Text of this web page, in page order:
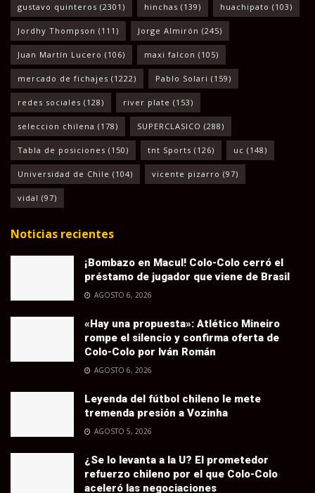
gustavo quinteros (2301) hinchas (139) huachipato (103)
Jordhy Thompson (111) Jorge Almirón (245)
Juan Martín Lucero (106) maxi falcon (105)
mercado de fichajes (1222) Pablo Solari (159)
redes sociales (128) river plate (153)
seleccion chilena (178) SUPERCLASICO (288)
Tabla de posiciones (150) tnt Sports (126) uc (148)
Universidad de Chile (104) vicente pizarro (97)
vidal (97)
Noticias recientes
¡Bombazo en Macul! Colo-Colo cerró el
préstamo de jugador que viene de Brasil
AGOSTO 6, 2026
«Hay una propuesta»: Atlético Mineiro
rompe el silencio y confirma oferta de
Colo-Colo por Iván Román
AGOSTO 6, 2026
Leyenda del fútbol chileno le mete
tremenda presión a Vozinha
AGOSTO 5, 2026
¿Se lo levanta a la U? El prometedor
refuerzo chileno por el que Colo-Colo
aceleró las negociaciones